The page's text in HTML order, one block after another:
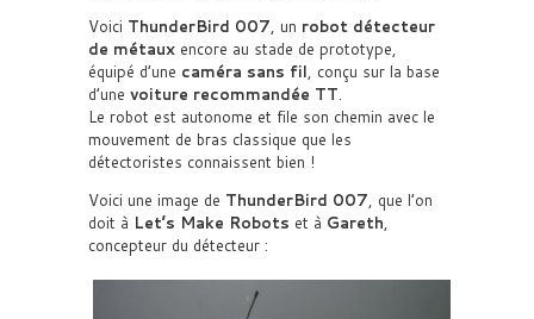
Voici ThunderBird 007, un robot détecteur
de métaux encore au stade de prototype,
équipé d’une caméra sans fil, conçu sur la base
d’une voiture recommandée TT.
Le robot est autonome et file son chemin avec le
mouvement de bras classique que les
détectoristes connaissent bien !
Voici une image de ThunderBird 007, que l’on
doit à Let’s Make Robots et à Gareth,
concepteur du détecteur :